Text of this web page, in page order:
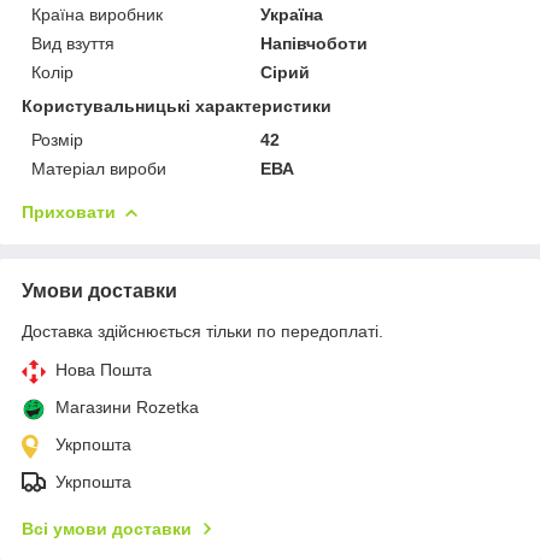
Країна виробник
Україна
Вид взуття
Напівчоботи
Колір
Сірий
Користувальницькі характеристики
Розмір
42
Матеріал вироби
ЕВА
Приховати
Умови доставки
Доставка здійснюється тільки по передоплаті.
Нова Пошта
Магазини Rozetka
Укрпошта
Укрпошта
Всі умови доставки